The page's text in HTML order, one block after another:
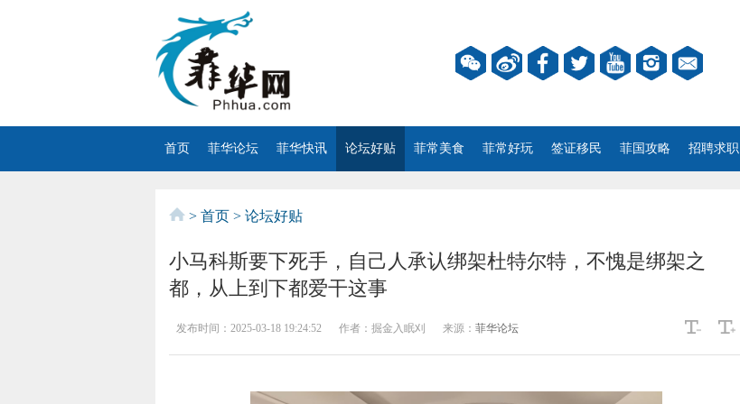
首页 菲华论坛 菲华快讯 论坛好贴 菲常美食 菲常好玩 签证移民 菲国攻略 招聘求职
> 首页 > 论坛好贴
小马科斯要下死手，自己人承认绑架杜特尔特，不愧是绑架之
都，从上到下都爱干这事
发布时间： 2025-03-18 19:24:52 作者： 掘金入眠刈 来源： 菲华论坛